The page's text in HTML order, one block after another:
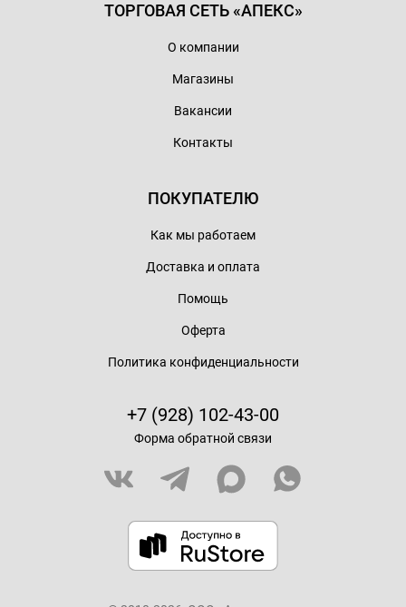
ТОРГОВАЯ СЕТЬ «АПЕКС»
О компании
Магазины
Вакансии
Контакты
ПОКУПАТЕЛЮ
Как мы работаем
Доставка и оплата
Помощь
Оферта
Политика конфиденциальности
+7 (928) 102-43-00
Форма обратной связи